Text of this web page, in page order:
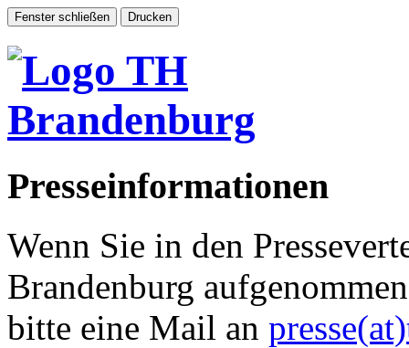
Presseinformationen
Wenn Sie in den
Brandenburg
bitte eine Mail an